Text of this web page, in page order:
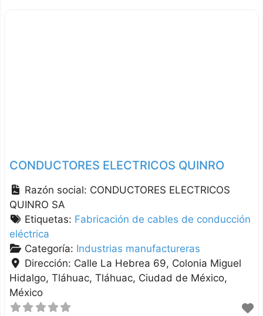
CONDUCTORES ELECTRICOS QUINRO
Razón social: CONDUCTORES ELECTRICOS
QUINRO SA
Etiquetas: Fabricación de cables de conducción
eléctrica
Categoría: Industrias manufactureras
Dirección: Calle La Hebrea 69, Colonia Miguel
Hidalgo, Tláhuac Tláhuac Ciudad de México
México